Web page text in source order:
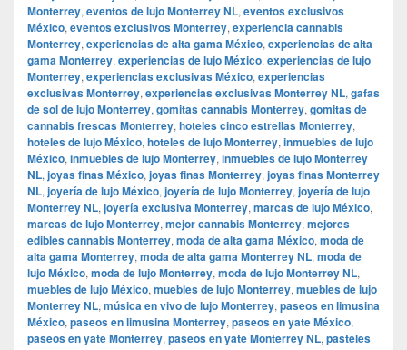
Monterrey, eventos de lujo Monterrey NL, eventos exclusivos
México, eventos exclusivos Monterrey, experiencia cannabis
Monterrey, experiencias de alta gama México, experiencias de alta
gama Monterrey, experiencias de lujo México, experiencias de lujo
Monterrey, experiencias exclusivas México, experiencias
exclusivas Monterrey, experiencias exclusivas Monterrey NL, gafas
de sol de lujo Monterrey, gomitas cannabis Monterrey, gomitas de
cannabis frescas Monterrey, hoteles cinco estrellas Monterrey,
hoteles de lujo México, hoteles de lujo Monterrey, inmuebles de lujo
México, inmuebles de lujo Monterrey, inmuebles de lujo Monterrey
NL, joyas finas México, joyas finas Monterrey, joyas finas Monterrey
NL, joyería de lujo México, joyería de lujo Monterrey, joyería de lujo
Monterrey NL, joyería exclusiva Monterrey, marcas de lujo México,
marcas de lujo Monterrey, mejor cannabis Monterrey, mejores
edibles cannabis Monterrey, moda de alta gama México, moda de
alta gama Monterrey, moda de alta gama Monterrey NL, moda de
lujo México, moda de lujo Monterrey, moda de lujo Monterrey NL,
muebles de lujo México, muebles de lujo Monterrey, muebles de lujo
Monterrey NL, música en vivo de lujo Monterrey, paseos en limusina
México, paseos en limusina Monterrey, paseos en yate México,
paseos en yate Monterrey, paseos en yate Monterrey NL, pasteles